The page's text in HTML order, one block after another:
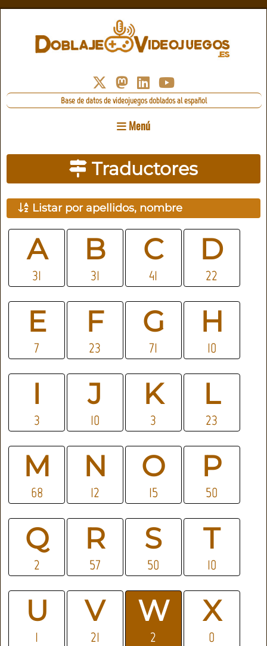
Base de datos de videojuegos doblados al español
Menú
Traductores
Listar por apellidos, nombre
A
31
B
31
C
41
D
22
E
7
F
23
G
71
H
10
I
3
J
10
K
3
L
23
M
68
N
12
O
15
P
50
Q
2
R
57
S
50
T
10
U
1
V
21
W
2
X
0